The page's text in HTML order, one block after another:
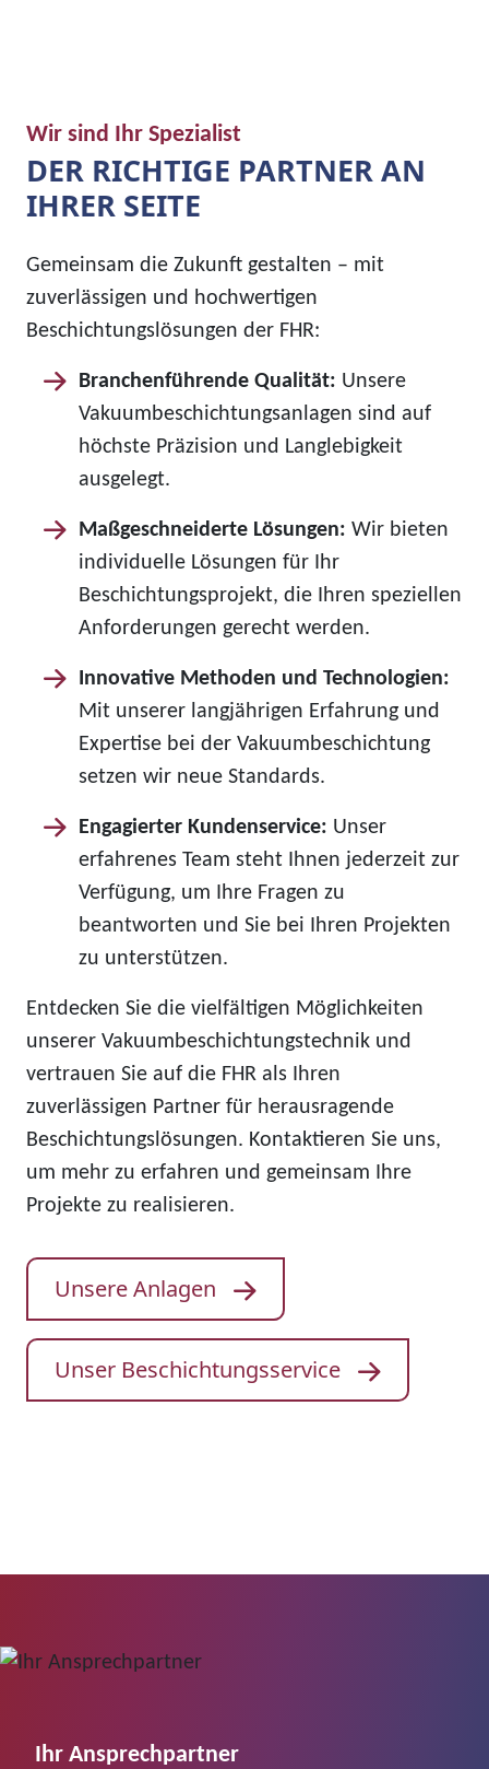
Wir sind Ihr Spezialist
DER RICHTIGE PARTNER AN
IHRER SEITE
Gemeinsam die Zukunft gestalten – mit
zuverlässigen und hochwertigen
Beschichtungslösungen der FHR:
Branchenführende Qualität: Unsere
Vakuumbeschichtungsanlagen sind auf
höchste Präzision und Langlebigkeit
ausgelegt.
Maßgeschneiderte Lösungen: Wir bieten
individuelle Lösungen für Ihr
Beschichtungsprojekt, die Ihren speziellen
Anforderungen gerecht werden.
Innovative Methoden und Technologien:
Mit unserer langjährigen Erfahrung und
Expertise bei der Vakuumbeschichtung
setzen wir neue Standards.
Engagierter Kundenservice: Unser
erfahrenes Team steht Ihnen jederzeit zur
Verfügung, um Ihre Fragen zu
beantworten und Sie bei Ihren Projekten
zu unterstützen.
Entdecken Sie die vielfältigen Möglichkeiten
unserer Vakuumbeschichtungstechnik und
vertrauen Sie auf die FHR als Ihren
zuverlässigen Partner für herausragende
Beschichtungslösungen. Kontaktieren Sie uns,
um mehr zu erfahren und gemeinsam Ihre
Projekte zu realisieren.
Unsere Anlagen
Unser Beschichtungsservice
Ihr Ansprechpartner